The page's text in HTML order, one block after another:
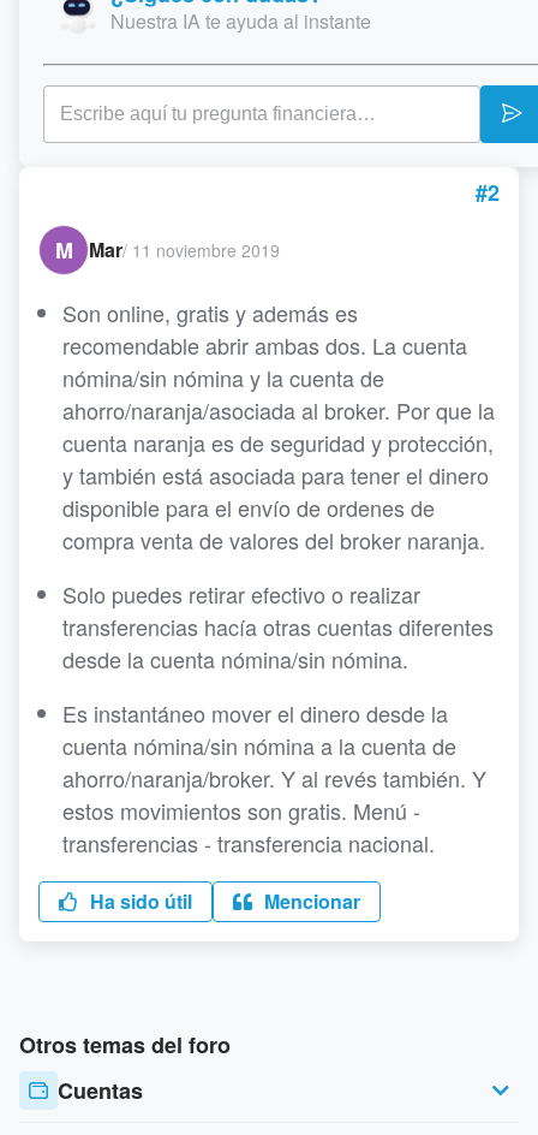
Nuestra IA te ayuda al instante
#2
M
Mar/ 11 noviembre 2019
Son online, gratis y además es
recomendable abrir ambas dos. La cuenta
nómina/sin nómina y la cuenta de
ahorro/naranja/asociada al broker. Por que la
cuenta naranja es de seguridad y protección,
y también está asociada para tener el dinero
disponible para el envío de ordenes de
compra venta de valores del broker naranja.
Solo puedes retirar efectivo o realizar
transferencias hacía otras cuentas diferentes
desde la cuenta nómina/sin nómina.
Es instantáneo mover el dinero desde la
cuenta nómina/sin nómina a la cuenta de
ahorro/naranja/broker. Y al revés también. Y
estos movimientos son gratis. Menú -
transferencias - transferencia nacional.
Ha sido útil Mencionar
Otros temas del foro
Cuentas